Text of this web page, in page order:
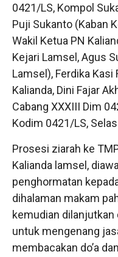
0421/LS, Kompol
Puji Sukanto (Kaban
Wakil Ketua PN
Kejari Lamsel, Agus
Lamsel), Ferdika
Kalianda, Dini Fajar
Cabang XXXIII Dim
Kodim 0421/LS,
Prosesi ziarah ke
Kalianda lamsel,
penghormatan
dihalaman makam
kemudian
untuk mengenang
membacakan do’a